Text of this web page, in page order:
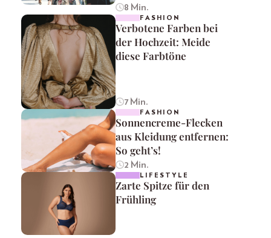
8 Min.
FASHION
Verbotene Farben bei
der Hochzeit: Meide
diese Farbtöne
7 Min.
FASHION
Sonnencreme-Flecken
aus Kleidung entfernen:
So geht’s!
2 Min.
LIFESTYLE
Zarte Spitze für den
Frühling